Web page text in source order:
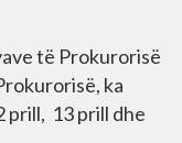
të Prokurorisë
ka
prill, 13 prill dhe